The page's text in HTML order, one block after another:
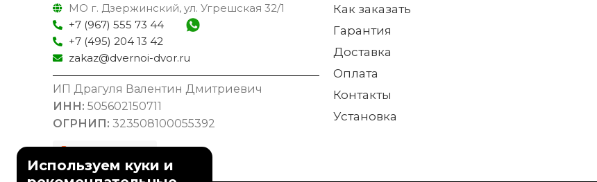
МО г. Дзержинский, ул. Угрешская 32/1
+7 (967) 555 73 44
+7 (495) 204 13 42
zakaz@dvernoi-dvor.ru
ИП Драгуля Валентин Дмитриевич
ИНН: 505602150711
ОГРНИП: 323508100055392
Как заказать
Гарантия
Доставка
Оплата
Контакты
Установка
Используем куки и